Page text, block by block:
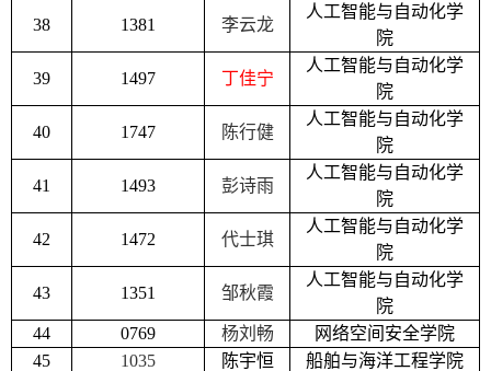
38 1381 李云龙
人工智能与自动化学
院
39 1497 丁佳宁
人工智能与自动化学
院
40 1747 陈行健
人工智能与自动化学
院
41 1493 彭诗雨
人工智能与自动化学
院
42 1472 代士琪
人工智能与自动化学
院
43 1351 邹秋霞
人工智能与自动化学
院
44
0769 杨刘畅
网络空间安全学院
45
1035 陈宇恒
船舶与海洋工程学院